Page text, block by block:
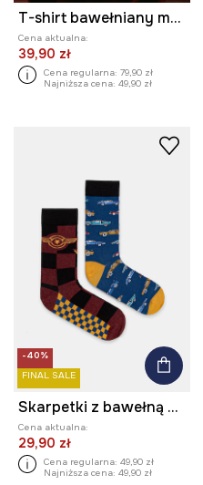
T-shirt bawełniany męski z kolekcji Valentine’s Day
Cena aktualna:
39,90 zł
Cena regularna: 79,90 zł
Najniższa cena: 49,90 zł
-40%
FINAL SALE
Skarpetki z bawełną męskie wzorzyste (2-pack)
Cena aktualna:
29,90 zł
Cena regularna: 49,90 zł
Najniższa cena: 49,90 zł